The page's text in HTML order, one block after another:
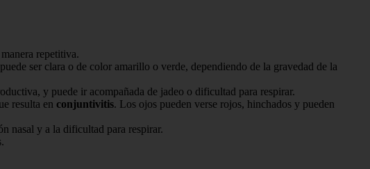
repetitiva.
ser clara o de color amarillo o verde, dependiendo de la gravedad de la
y puede ir acompañada de jadeo o dificultad para respirar.
resulta en conjuntivitis. Los ojos pueden verse rojos, hinchados y pueden
nasal y a la dificultad para respirar.